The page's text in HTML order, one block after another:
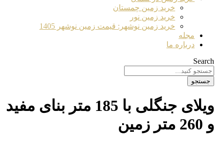
خرید زمین چمستان
خرید زمین نور
خرید زمین نوشهر: قیمت زمین نوشهر 1405
مجله
درباره ما
Search
جستجو
ویلای جنگلی با 185 متر بنای مفید
و 260 متر زمین